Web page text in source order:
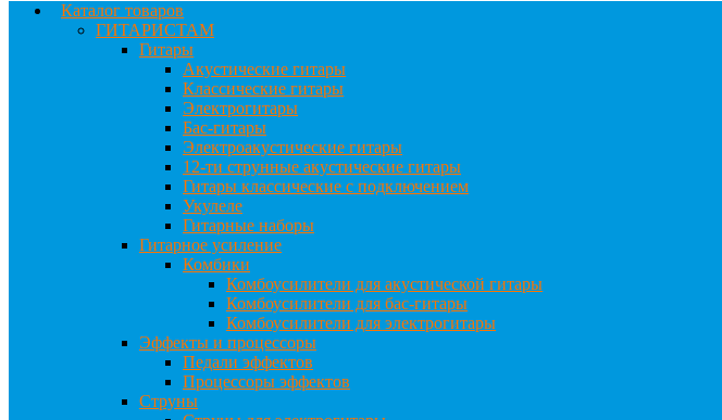
Каталог товаров
ГИТАРИСТАМ
Гитары
Акустические гитары
Классические гитары
Электрогитары
Бас-гитары
Электроакустические гитары
12-ти струнные акустические гитары
Гитары классические с подключением
Укулеле
Гитарные наборы
Гитарное усиление
Комбики
Комбоусилители для акустической гитары
Комбоусилители для бас-гитары
Комбоусилители для электрогитары
Эффекты и процессоры
Педали эффектов
Процессоры эффектов
Струны